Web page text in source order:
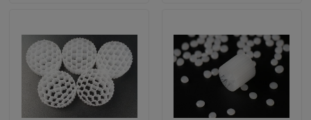
Ongeveer ons
Fabrieksreis